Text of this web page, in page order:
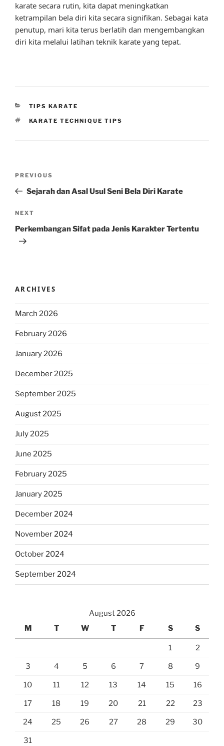
karate secara rutin, kita dapat meningkatkan
ketrampilan bela diri kita secara signifikan. Sebagai kata
penutup, mari kita terus berlatih dan mengembangkan
diri kita melalui latihan teknik karate yang tepat.
CATEGORIES
TIPS KARATE
TAGS
KARATE TECHNIQUE TIPS
Previous
Post
PREVIOUS
Sejarah dan Asal Usul Seni Bela Diri Karate
Next
Post
NEXT
Perkembangan Sifat pada Jenis Karakter Tertentu
ARCHIVES
March 2026
February 2026
January 2026
December 2025
September 2025
August 2025
July 2025
June 2025
February 2025
January 2025
December 2024
November 2024
October 2024
September 2024
August 2026
M
T W T F S S
1 2
3 4 5 6 7 8 9
10 11 12 13 14 15 16
17 18 19 20 21 22 23
24 25 26 27 28 29 30
31